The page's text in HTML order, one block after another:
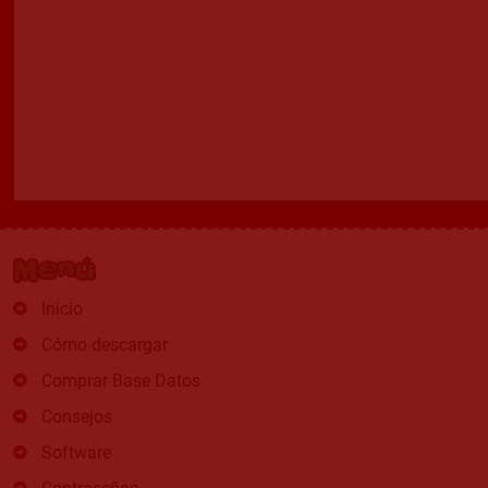
Menú
Inicio
Cómo descargar
Comprar Base Datos
Consejos
Software